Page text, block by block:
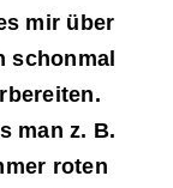
mir über
schonmal
man z. B.
roten